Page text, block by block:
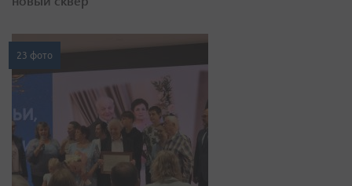
23 фото